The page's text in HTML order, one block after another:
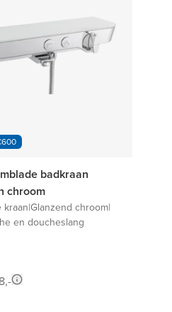
badkraan
chroom
kraan|Glanzend chroom|
en doucheslang